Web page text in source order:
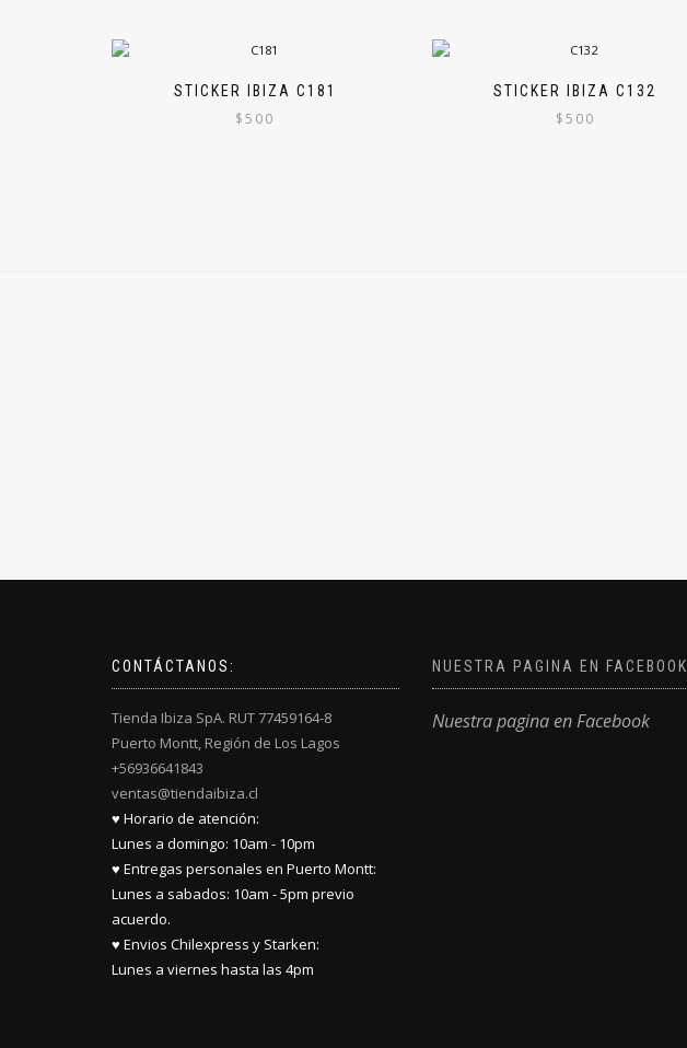
STICKER IBIZA C181
$500
STICKER IBIZA C132
$500
CONTÁCTANOS:
Tienda Ibiza SpA. RUT 77459164-8
Puerto Montt, Región de Los Lagos
+56936641843
ventas@tiendaibiza.cl
♥ Horario de atención:
Lunes a domingo: 10am - 10pm
♥ Entregas personales en Puerto Montt:
Lunes a sabados: 10am - 5pm previo
acuerdo.
♥ Envios Chilexpress y Starken:
Lunes a viernes hasta las 4pm
NUESTRA PAGINA EN FACEBOOK
Nuestra pagina en Facebook